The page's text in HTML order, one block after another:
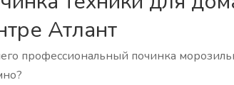
Атлант
профессиональный починка